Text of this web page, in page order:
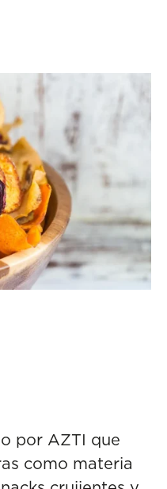
por AZTI que
como materia